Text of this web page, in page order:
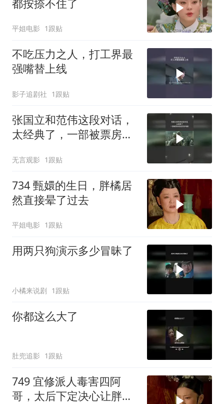
都按捺不住了
平姐电影 1跟贴
不吃压力之人，打工界最
强嘴替上线
影子追剧社 1跟贴
张国立和范伟这段对话，
太经典了，一部被票房低
无言观影 1跟贴
734 甄嬛的生日，胖橘居
然直接晕了过去
平姐电影 1跟贴
用两只狗演示多少冒昧了
小橘来说剧 1跟贴
你都这么大了
肚兜追影 1跟贴
749 宜修派人毒害四阿
哥，太后下定决心让胖橘